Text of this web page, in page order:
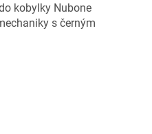
kobylky Nubone
s černým